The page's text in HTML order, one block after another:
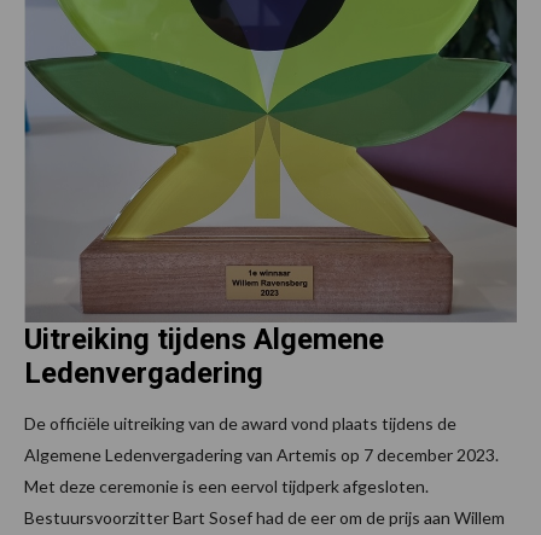
Uitreiking tijdens Algemene
Ledenvergadering
De officiële uitreiking van de award vond plaats tijdens de
Algemene Ledenvergadering van Artemis op 7 december 2023.
Met deze ceremonie is een eervol tijdperk afgesloten.
Bestuursvoorzitter Bart Sosef had de eer om de prijs aan Willem